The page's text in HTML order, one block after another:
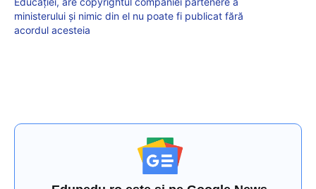
ministerului și nimic din el nu poate fi publicat fără
acordul acesteia